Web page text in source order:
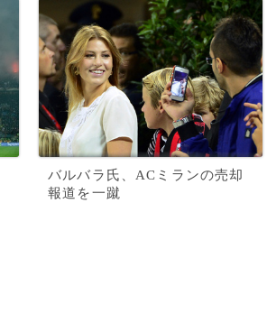
バルバラ氏、ACミランの売却
報道を一蹴